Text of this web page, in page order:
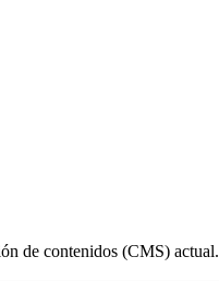
de contenidos (CMS) actual.